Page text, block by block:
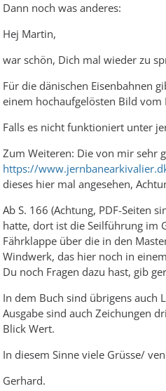
Dann noch was anderes:
Hej Martin,
war schön, Dich mal wieder zu
Für die dänischen Eisenbahnen
einem hochaufgelösten Bild vom
Falls es nicht funktioniert unter
Zum Weiteren: Die von mir sehr
https://
dieses hier mal angesehen,
Ab S. 166 (Achtung, PDF-Seiten
hatte, dort ist die Seilführung im
Fährklappe über die in den
Windwerk, das hier noch in
Du noch Fragen dazu hast, gib
In dem Buch sind übrigens auch
Ausgabe sind auch Zeichungen
Blick Wert.
In diesem Sinne viele Grüsse/
Gerhard.